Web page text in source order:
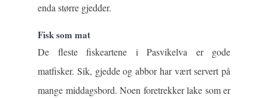
enda større gjedder.
Fisk som mat
De fleste fiskeartene i Pasvikelva er gode
matfisker. Sik, gjedde og abbor har vært servert på
mange middagsbord. Noen foretrekker lake som er